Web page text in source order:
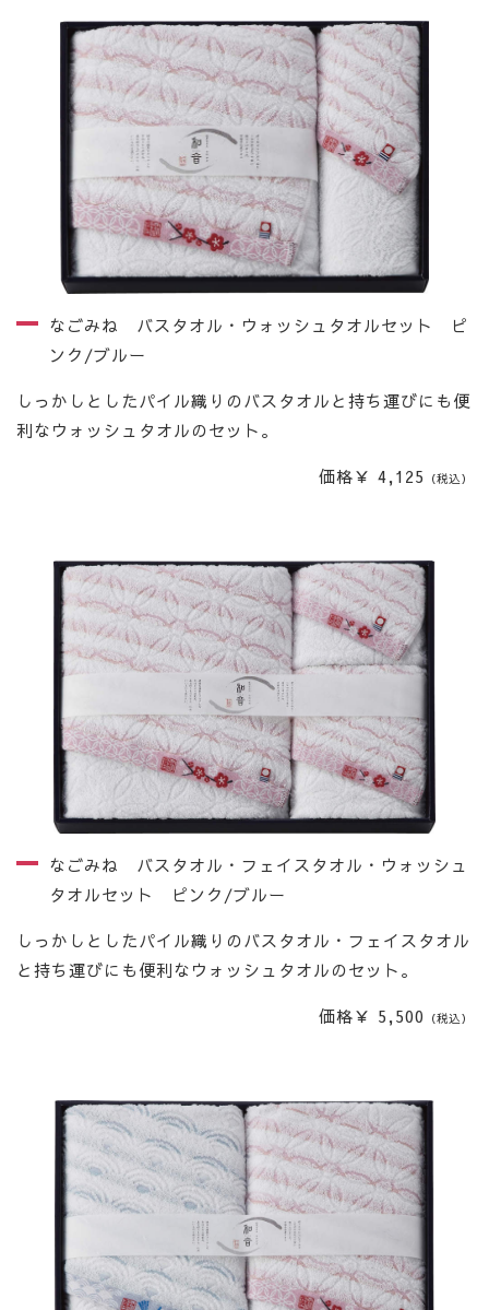
なごみね バスタオル・ウォッシュタオルセット ピ
ンク/ブルー
しっかしとしたパイル織りのバスタオルと持ち運びにも便
利なウォッシュタオルのセット。
価格￥ 4,125 （税込）
なごみね バスタオル・フェイスタオル・ウォッシュ
タオルセット ピンク/ブルー
しっかしとしたパイル織りのバスタオル・フェイスタオル
と持ち運びにも便利なウォッシュタオルのセット。
価格￥ 5,500 （税込）